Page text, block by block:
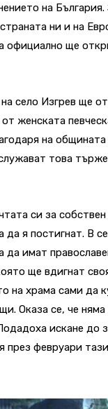
на
ни и на
официално ще
село Изгрев ще
женската
на
това
си за
да я постигнат. В
да имат
ще вдигнат
на храма сами да
Оказа се, че
искане до
през февруари